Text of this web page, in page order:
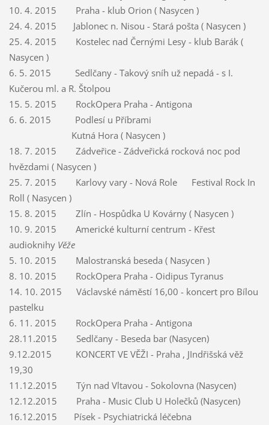
10. 4. 2015 Praha - klub Orion ( Nasycen )
24. 4. 2015 Jablonec n. Nisou - Stará pošta ( Nasycen )
25. 4. 2015 Kostelec nad Černými Lesy - klub Barák (
Nasycen )
6. 5. 2015 Sedlčany - Takový sníh už nepadá - s I.
Kučerou ml. a R. Štolpou
15. 5. 2015 RockOpera Praha - Antigona
6. 6. 2015 Podlesí u Příbrami
Kutná Hora ( Nasycen )
18. 7. 2015 Zádveřice - Zádveřická rocková noc pod
hvězdami ( Nasycen )
25. 7. 2015 Karlovy vary - Nová Role Festival Rock In
Roll ( Nasycen )
15. 8. 2015 Zlín - Hospůdka U Kovárny ( Nasycen )
10. 9. 2015 Americké kulturní centrum - Křest
audioknihy Věže
5. 10. 2015 Malostranská beseda ( Nasycen )
8. 10. 2015 RockOpera Praha - Oidipus Tyranus
14. 10. 2015 Václavské náměstí 16,00 - koncert pro Bílou
pastelku
6. 11. 2015 RockOpera Praha - Antigona
28.11.2015 Sedlčany - Beseda bar (Nasycen)
9.12.2015 KONCERT VE VĚŽI - Praha , JIndřišská věž
19,30
11.12.2015 Týn nad Vltavou - Sokolovna (Nasycen)
12.12.2015 Praha - Music Club U Holečků (Nasycen)
16.12.2015 Písek - Psychiatrická léčebna